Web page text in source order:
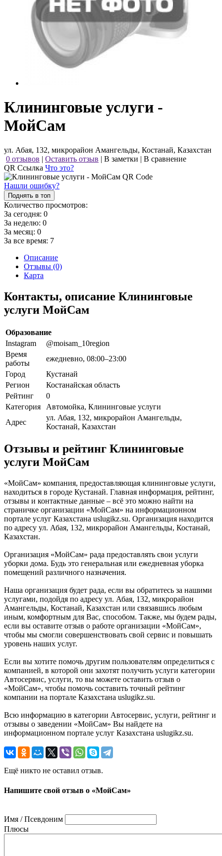
Клининговые услуги -
МойСам
ул. Абая, 132, микрорайон Амангельды, Костанай, Казахстан
0 отзывов | Оставить отзыв | В заметки | В сравнение
QR Ссылка Что это?
Нашли ошибку?
Поднять в топ
Количество просмотров:
За сегодня: 0
За неделю: 0
За месяц: 0
За все время: 7
Описание
Отзывы (0)
Карта
Контакты, описание Клининговые
услуги МойСам
Образование
Instagram
@moisam_10region
Время
работы
ежедневно, 08:00–23:00
Город
Кустанай
Регион
Костанайская область
Рейтинг
0
Категория
Автомойка, Клининговые услуги
Адрес
ул. Абая, 132, микрорайон Амангельды,
Костанай, Казахстан
Отзывы и рейтинг Клининговые
услуги МойСам
«МойСам» компания, предоставляющая клининговые услуги,
находиться в городе Кустанай. Главная информация, рейтинг,
отзывы и контактные данные – всё это можно найти на
страничке организации «МойСам» на информационном
портале услуг Казахстана uslugikz.su. Организация находится
по адресу ул. Абая, 132, микрорайон Амангельды, Костанай,
Казахстан.
Организация «МойСам» рада предоставлять свои услуги
уборки дома. Будь это генеральная или ежедневная уборка
помещений различного назначения.
Наша организация будет рада, если вы обратитесь за нашими
услугами, подойдя по адресу ул. Абая, 132, микрорайон
Амангельды, Костанай, Казахстан или связавшись любым
иным, комфортным для Вас, способом. Также, мы будем рады,
если вы оставите отзыв о работе организации «МойСам»,
чтобы мы смогли совершенствовать свой сервис и повышать
уровень наших услуг.
Если вы хотите помочь другим пользователям определиться с
компанией, в которой они захотят получить услуги категории
Автосервис, услуги, то вы можете оставить отзыв о
«МойСам», чтобы помочь составить точный рейтинг
компании на портале Казахстана uslugikz.su.
Всю информацию в категории Автосервис, услуги, рейтинг и
отзывы о заведении «МойСам» Вы найдете на
информационном портале услуг Казахстана uslugikz.su.
Ещё никто не оставил отзыв.
Напишите свой отзыв о «МойСам»
Имя / Псевдоним
Плюсы